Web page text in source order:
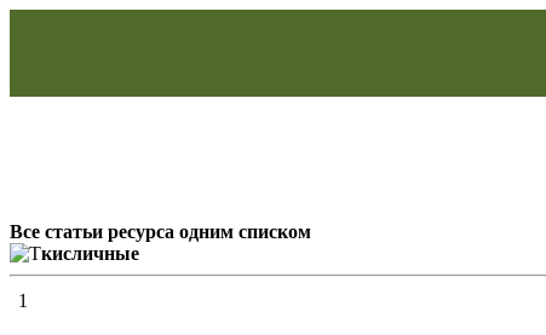
Все статьи ресурса одним списком
кисличные
1